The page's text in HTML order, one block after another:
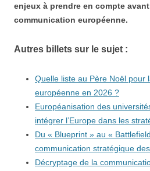
enjeux à prendre en compte
communication européenne.
Autres billets sur le sujet :
Quelle liste au Père Noël pour
européenne en 2026 ?
Européanisation des
intégrer l’Europe dans les
Du « Blueprint » au «
communication stratégique
Décryptage de la